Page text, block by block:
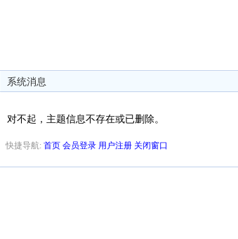
系统消息
对不起，主题信息不存在或已删除。
快捷导航: 首页 会员登录 用户注册 关闭窗口